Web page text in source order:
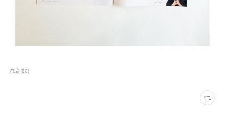
教育(80)